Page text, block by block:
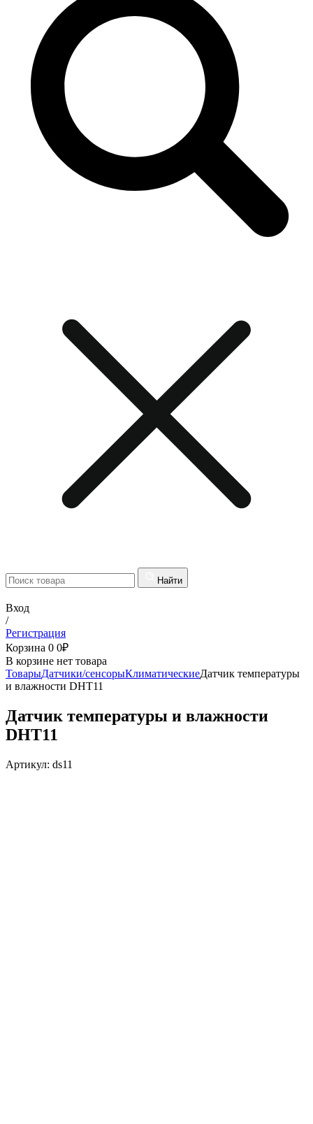
Найти
Вход
/
Регистрация
Корзина 0 0₽
В корзине нет товара
ТоварыДатчики/сенсорыКлиматическиеДатчик температуры
и влажности DHT11
Датчик температуры и влажности
DHT11
Артикул: ds11